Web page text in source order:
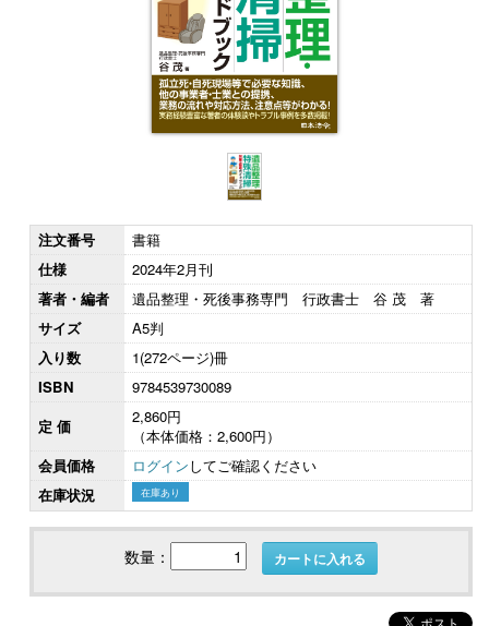
注文番号
書籍
仕様
2024年2月刊
著者・編者
遺品整理・死後事務専門 行政書士 谷 茂 著
サイズ
A5判
入り数
1(272ページ)冊
ISBN
9784539730089
定 価
2,860円
（本体価格：2,600円）
会員価格
ログインしてご確認ください
在庫状況
在庫あり
数量： カートに入れる